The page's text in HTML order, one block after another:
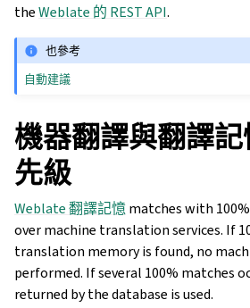
theWeblate 的 REST API.
也參考
自動建議
機器翻譯與翻譯
先級
Weblate 翻譯記憶matches with
over machine translation services. If
translation memory is found, no
performed. If several 100% matches
returned by the database is used.